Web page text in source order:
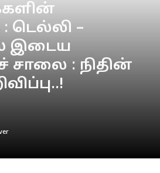
டெல்லி –
இடைய
சாலை : நிதின்